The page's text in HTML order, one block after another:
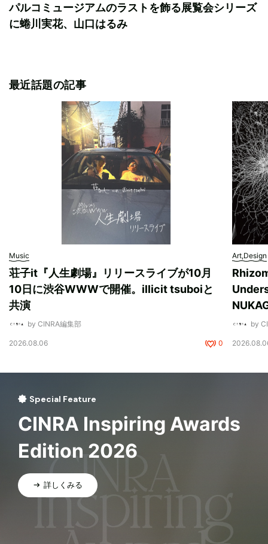
パルコミュージアムのラストを飾る展覧会シリーズ
に蜷川実花、山口はるみ
最近話題の記事
Music
荘子it『人生劇場』リリースライブが10月
10日に渋谷WWWで開催。illicit tsuboiと
共演
by CINRA編集部
2026.08.06 0
Art,Design
by
Special Feature
CINRA Inspiring Awards
Edition 2026
詳しくみる